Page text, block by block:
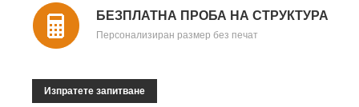
БЕЗПЛАТНА ПРОБА НА СТРУКТУРА
Персонализиран размер без печат
Изпратете запитване